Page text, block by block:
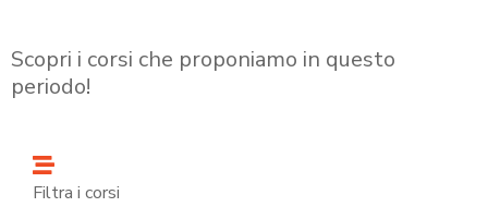
Scopri i corsi che proponiamo in questo
periodo!
Filtra i corsi